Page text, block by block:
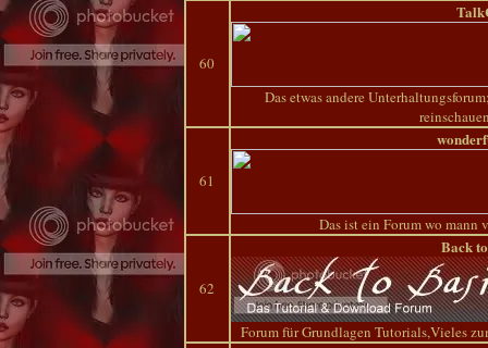
60
Das etwas andere
61
Das ist ein Forum wo mann
62
Back
Forum für Grundlagen Tutorials,Vieles